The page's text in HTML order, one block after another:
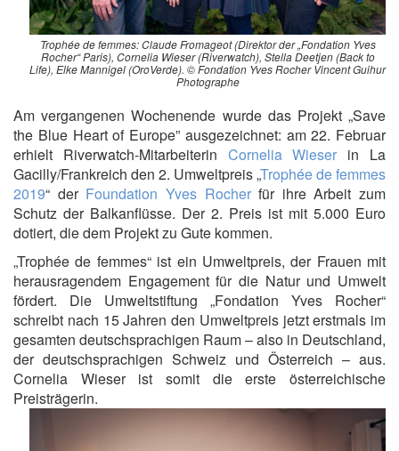
Trophée de femmes: Claude Fromageot (Direktor der „Fondation Yves
Rocher“ Paris), Cornelia Wieser (Riverwatch), Stella Deetjen (Back to
Life), Elke Mannigel (OroVerde). © Fondation Yves Rocher Vincent Guihur
Photographe
Am vergangenen Wochenende wurde das Projekt „Save
the Blue Heart of Europe” ausgezeichnet: am 22. Februar
erhielt Riverwatch-Mitarbeiterin Cornelia Wieser in La
Gacilly/Frankreich den 2. Umweltpreis „Trophée de femmes
2019“ der Foundation Yves Rocherfür ihre Arbeit zum
Schutz der Balkanflüsse. Der 2. Preis ist mit 5.000 Euro
dotiert, die dem Projekt zu Gute kommen.
„Trophée de femmes“ ist ein Umweltpreis, der Frauen mit
herausragendem Engagement für die Natur und Umwelt
fördert. Die Umweltstiftung „Fondation Yves Rocher“
schreibt nach 15 Jahren den Umweltpreis jetzt erstmals im
gesamten deutschsprachigen Raum – also in Deutschland,
der deutschsprachigen Schweiz und Österreich – aus.
Cornelia Wieser ist somit die erste österreichische
Preisträgerin.